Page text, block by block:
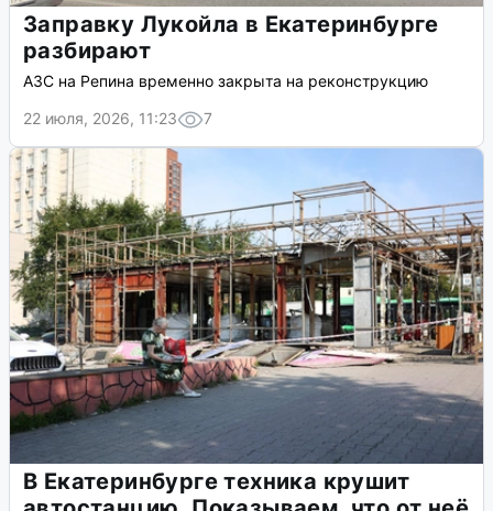
Заправку Лукойла в Екатеринбурге
разбирают
АЗС на Репина временно закрыта на реконструкцию
22 июля, 2026, 11:23
7
В Екатеринбурге техника крушит